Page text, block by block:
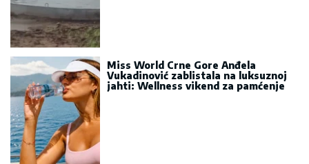
Miss World Crne Gore Anđela
Vukadinović zablistala na luksuznoj
jahti: Wellness vikend za pamćenje